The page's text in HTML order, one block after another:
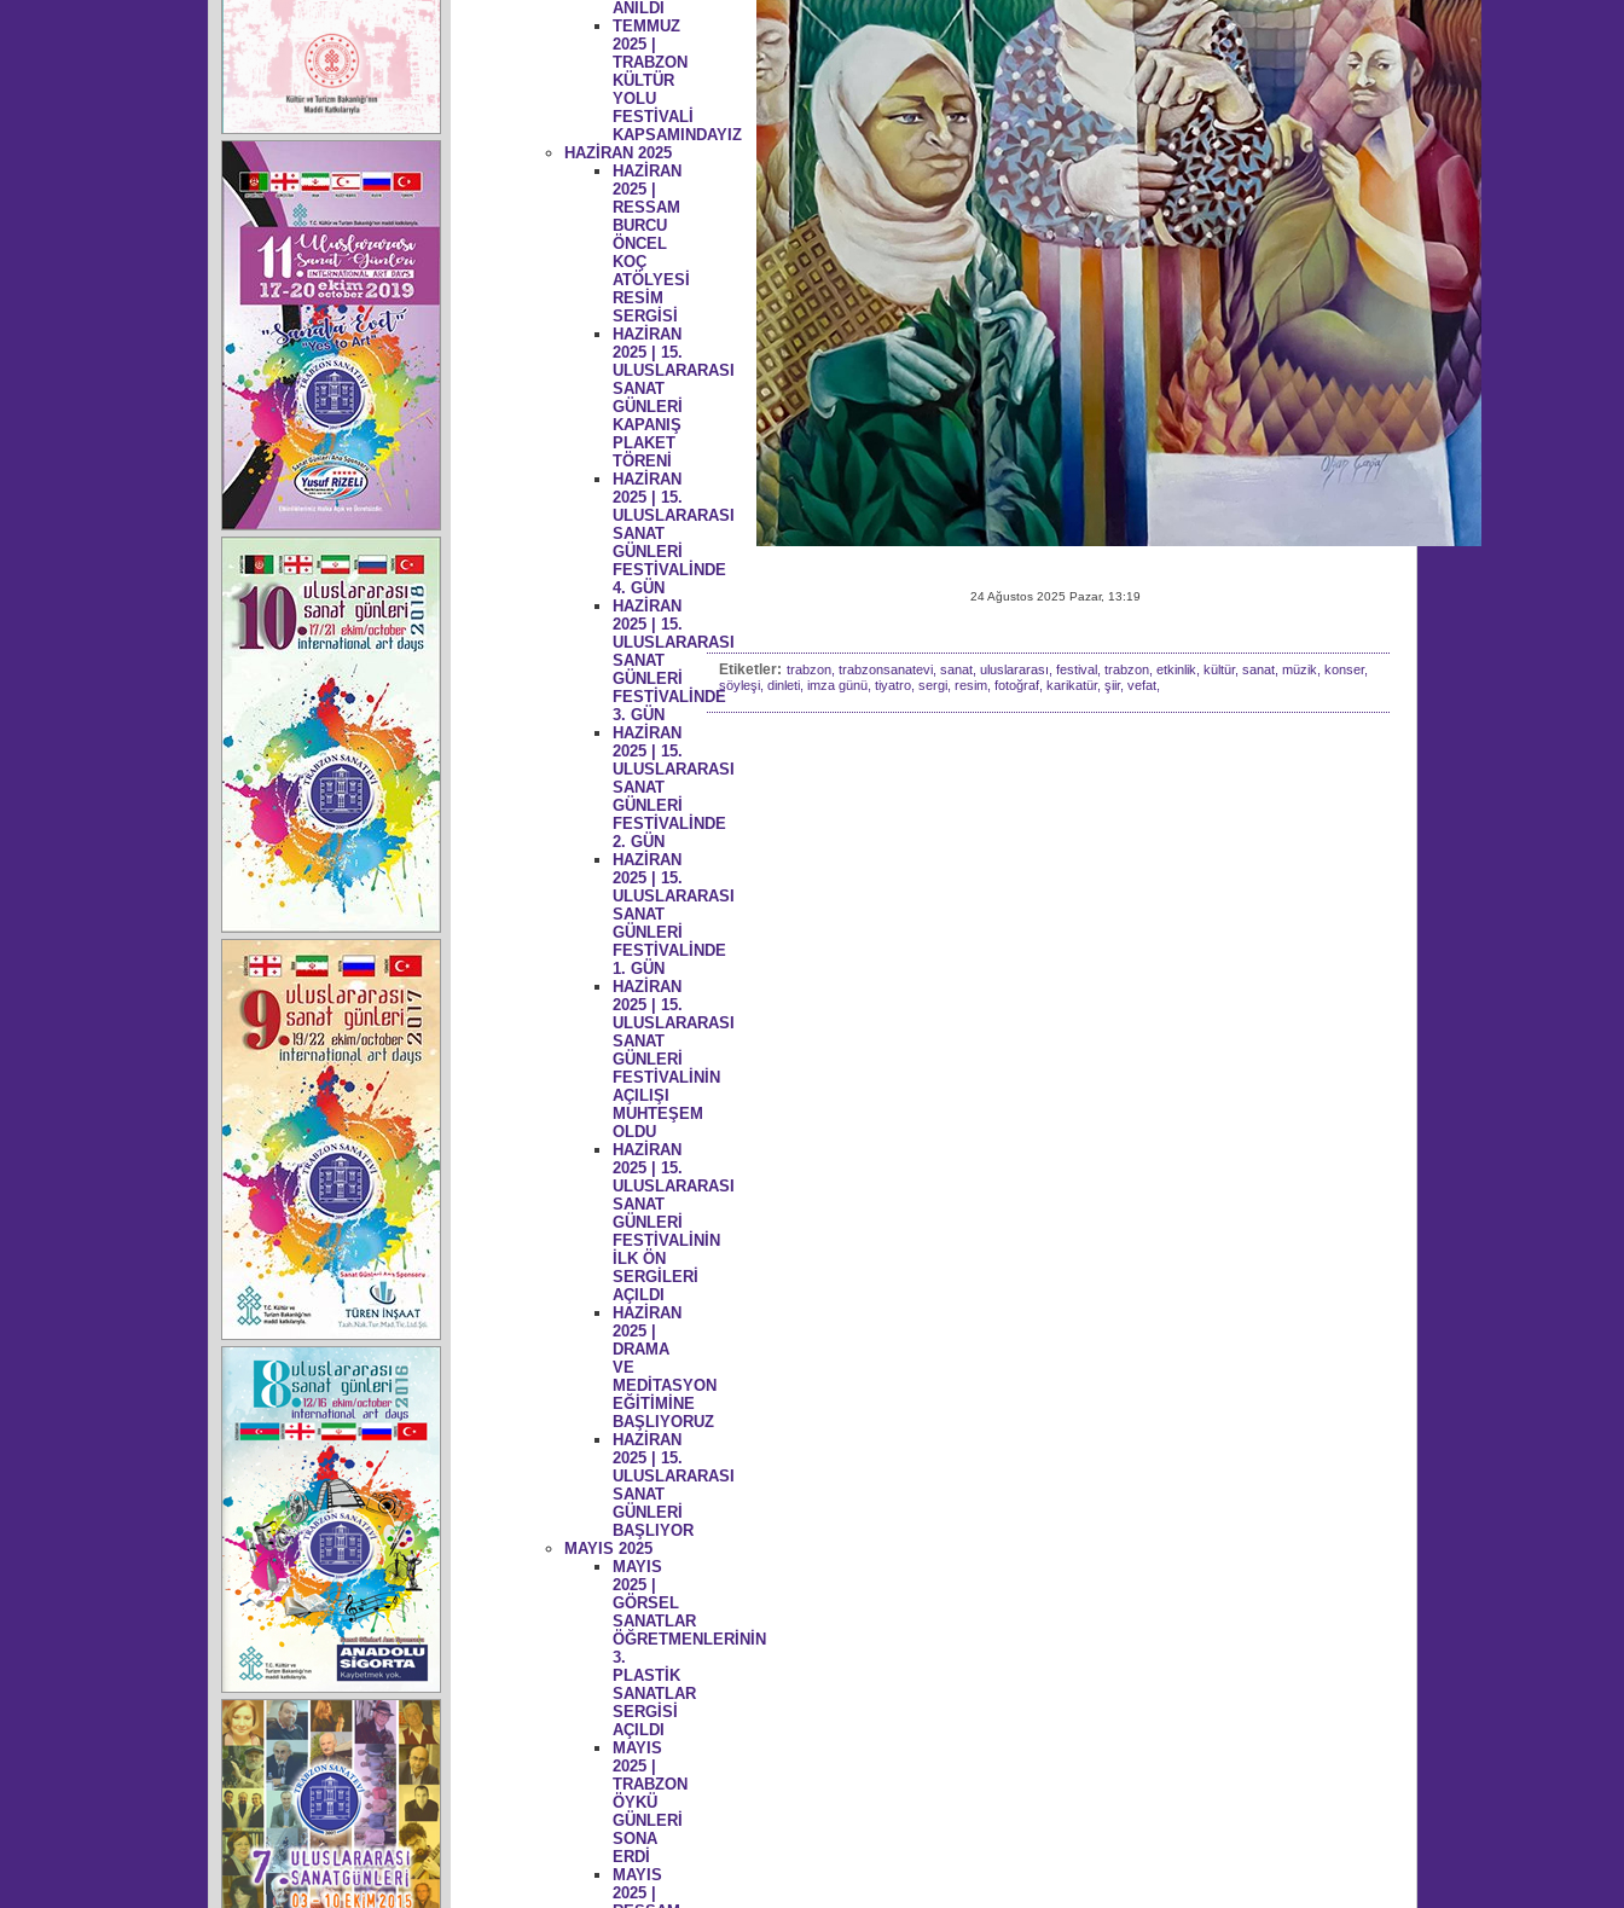
24 Ağustos 2025 Pazar, 13:19
Etiketler: trabzon, trabzonsanatevi, sanat, uluslararası, festival, trabzon, etkinlik, kültür, sanat, müzik, konser,
söyleşi, dinleti, imza günü, tiyatro, sergi, resim, fotoğraf, karikatür, şiir, vefat,
ANILDI
TEMMUZ
2025 |
TRABZON
KÜLTÜR
YOLU
FESTİVALİ
KAPSAMINDAYIZ
HAZİRAN 2025
HAZİRAN
2025 |
RESSAM
BURCU
ÖNCEL
KOÇ
ATÖLYESİ
RESİM
SERGİSİ
HAZİRAN
2025 | 15.
ULUSLARARASI
SANAT
GÜNLERİ
KAPANIŞ
PLAKET
TÖRENİ
HAZİRAN
2025 | 15.
ULUSLARARASI
SANAT
GÜNLERİ
FESTİVALİNDE
4. GÜN
HAZİRAN
2025 | 15.
ULUSLARARASI
SANAT
GÜNLERİ
FESTİVALİNDE
3. GÜN
HAZİRAN
2025 | 15.
ULUSLARARASI
SANAT
GÜNLERİ
FESTİVALİNDE
2. GÜN
HAZİRAN
2025 | 15.
ULUSLARARASI
SANAT
GÜNLERİ
FESTİVALİNDE
1. GÜN
HAZİRAN
2025 | 15.
ULUSLARARASI
SANAT
GÜNLERİ
FESTİVALİNİN
AÇILIŞI
MUHTEŞEM
OLDU
HAZİRAN
2025 | 15.
ULUSLARARASI
SANAT
GÜNLERİ
FESTİVALİNİN
İLK ÖN
SERGİLERİ
AÇILDI
HAZİRAN
2025 |
DRAMA
VE
MEDİTASYON
EĞİTİMİNE
BAŞLIYORUZ
HAZİRAN
2025 | 15.
ULUSLARARASI
SANAT
GÜNLERİ
BAŞLIYOR
MAYIS 2025
MAYIS
2025 |
GÖRSEL
SANATLAR
ÖĞRETMENLERİNİN
3.
PLASTİK
SANATLAR
SERGİSİ
AÇILDI
MAYIS
2025 |
TRABZON
ÖYKÜ
GÜNLERİ
SONA
ERDİ
MAYIS
2025 |